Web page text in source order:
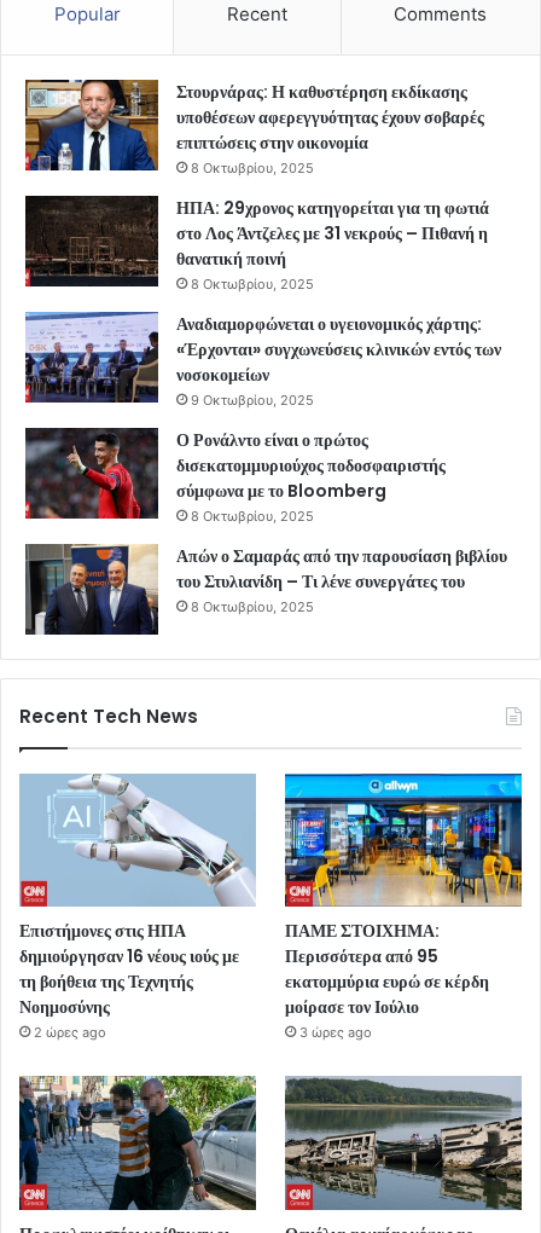
Popular Recent Comments
Στουρνάρας: Η καθυστέρηση εκδίκασης
υποθέσεων αφερεγγυότητας έχουν σοβαρές
επιπτώσεις στην οικονομία
8 Οκτωβρίου, 2025
ΗΠΑ: 29χρονος κατηγορείται για τη φωτιά
στο Λος Άντζελες με 31 νεκρούς – Πιθανή η
θανατική ποινή
8 Οκτωβρίου, 2025
Αναδιαμορφώνεται ο υγειονομικός χάρτης:
«Έρχονται» συγχωνεύσεις κλινικών εντός των
νοσοκομείων
9 Οκτωβρίου, 2025
Ο Ρονάλντο είναι ο πρώτος
δισεκατομμυριούχος ποδοσφαιριστής
σύμφωνα με το Bloomberg
8 Οκτωβρίου, 2025
Απών ο Σαμαράς από την παρουσίαση βιβλίου
του Στυλιανίδη – Τι λένε συνεργάτες του
8 Οκτωβρίου, 2025
Recent Tech News
Επιστήμονες στις ΗΠΑ
δημιούργησαν 16 νέους ιούς με
τη βοήθεια της Τεχνητής
Νοημοσύνης
2 ώρες ago
ΠΑΜΕ ΣΤΟΙΧΗΜΑ:
Περισσότερα από 95
εκατομμύρια ευρώ σε κέρδη
μοίρασε τον Ιούλιο
3 ώρες ago